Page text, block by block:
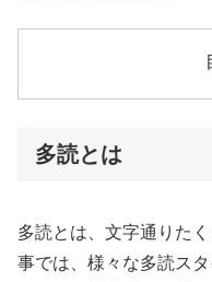
多読とは
多読とは、文字通りた
事では、様々な多読ス